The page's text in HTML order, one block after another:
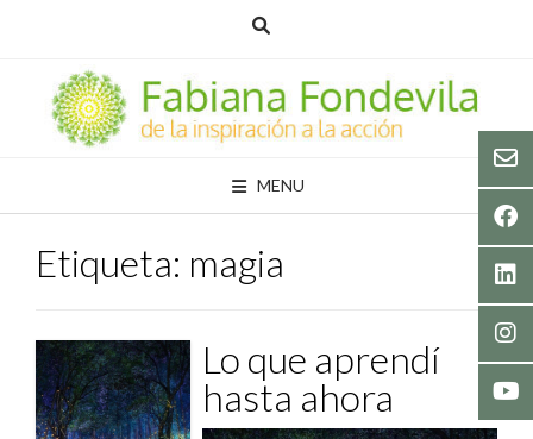
MENU
Etiqueta: magia
Lo que aprendí
hasta ahora